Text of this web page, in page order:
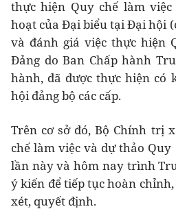
thực hiện Quy chế làm
hoạt của Đại biểu tại Đại hội
và đánh giá việc thực hiện
Đảng do Ban Chấp hành
hành, đã được thực hiện có
hội đảng bộ các cấp.
Trên cơ sở đó, Bộ Chính trị
chế làm việc và dự thảo
lần này và hôm nay trình
ý kiến để tiếp tục hoàn
xét, quyết định.